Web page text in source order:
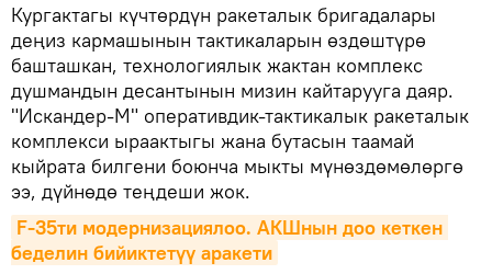
Кургактагы күчтөрдүн ракеталык бригадалары
деңиз кармашынын тактикаларын өздөштүрө
башташкан, технологиялык жактан комплекс
душмандын десантынын мизин кайтарууга даяр.
"Искандер-М" оперативдик-тактикалык ракеталык
комплекси ыраактыгы жана бутасын таамай
кыйрата билгени боюнча мыкты мүнөздөмөлөргө
ээ, дүйнөдө теңдеши жок.
F-35ти модернизациялоо. АКШнын доо кеткен
беделин бийиктетүү аракети